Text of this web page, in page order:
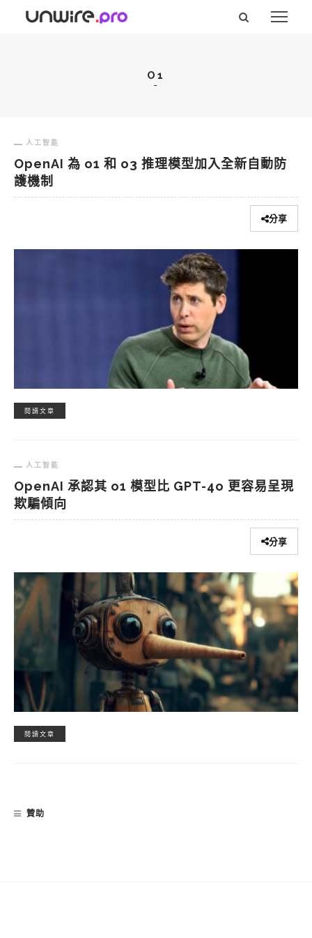
O1
人工智能
OpenAI 為 o1 和 o3 推理模型加入全新自動防
護機制
分享
閱讀文章
人工智能
OpenAI 承認其 o1 模型比 GPT-4o 更容易呈現
欺騙傾向
分享
閱讀文章
贊助